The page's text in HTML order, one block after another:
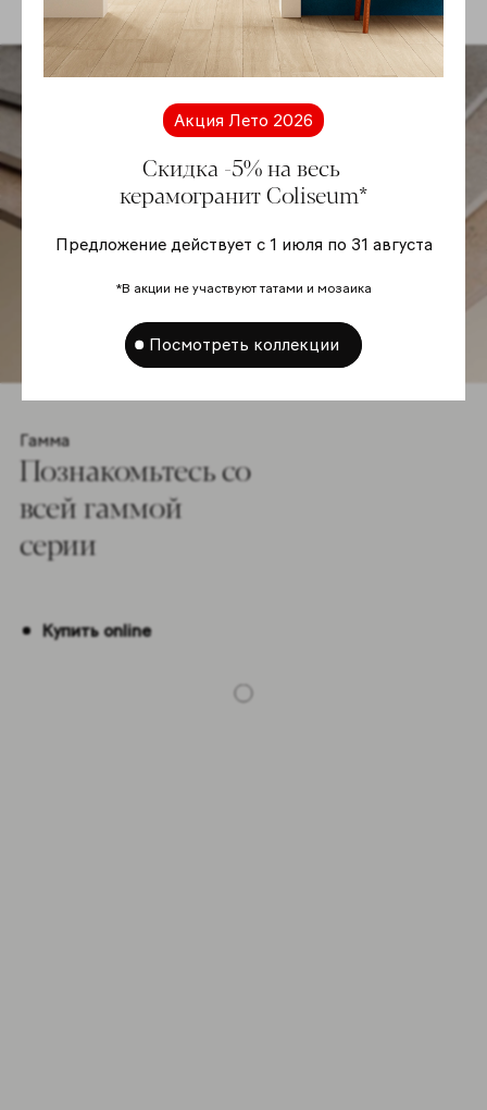
Гамма
Познакомьтесь co
всей гаммой
серии
Купить online
Акция Лето 2026
Скидка -5% на весь
керамогранит Coliseum*
Предложение действует с 1 июля по 31 августа
*В акции не участвуют татами и мозаика
Посмотреть коллекции